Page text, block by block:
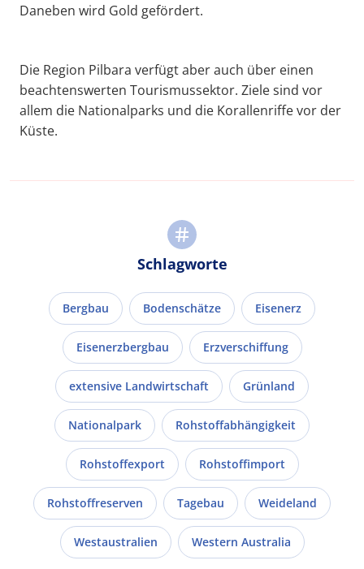
Daneben wird Gold gefördert.
Die Region Pilbara verfügt aber auch über einen
beachtenswerten Tourismussektor. Ziele sind vor
allem die Nationalparks und die Korallenriffe vor der
Küste.
Schlagworte
Bergbau Bodenschätze Eisenerz
Eisenerzbergbau Erzverschiffung
extensive Landwirtschaft Grünland
Nationalpark Rohstoffabhängigkeit
Rohstoffexport Rohstoffimport
Rohstoffreserven Tagebau Weideland
Westaustralien Western Australia